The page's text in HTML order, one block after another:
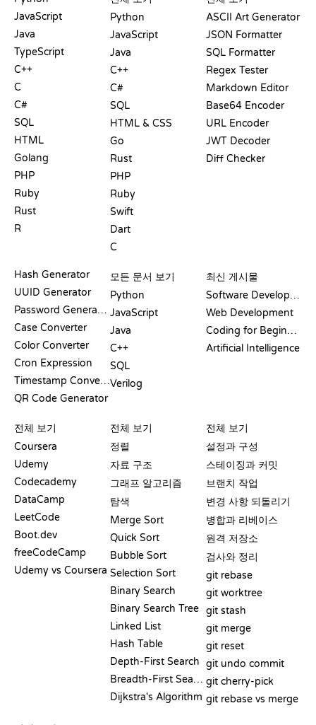
JavaScript
Java
TypeScript
C++
C
C#
SQL
HTML
Golang
PHP
Ruby
Rust
R
Python
JavaScript
Java
C++
C#
SQL
HTML & CSS
Go
Rust
PHP
Ruby
Swift
Dart
C
ASCII Art Generator
JSON Formatter
SQL Formatter
Regex Tester
Markdown Editor
Base64 Encoder
URL Encoder
JWT Decoder
Diff Checker
Hash Generator
UUID Generator
Password Generator
Case Converter
Color Converter
Cron Expression
Timestamp Converter
QR Code Generator
모든 문서 보기
Python
JavaScript
Java
C++
SQL
Verilog
최신 게시물
Software Development
Web Development
Coding for Beginners
Artificial Intelligence
전체 보기
Coursera
Udemy
Codecademy
DataCamp
LeetCode
Boot.dev
freeCodeCamp
Udemy vs Coursera
전체 보기
정렬
자료 구조
그래프 알고리즘
탐색
Merge Sort
Quick Sort
Bubble Sort
Selection Sort
Binary Search
Binary Search Tree
Linked List
Hash Table
Depth-First Search
Breadth-First Search
Dijkstra's Algorithm
전체 보기
설정과 구성
스테이징과 커밋
브랜치 작업
변경 사항 되돌리기
병합과 리베이스
원격 저장소
검사와 정리
git rebase
git worktree
git stash
git merge
git reset
git undo commit
git cherry-pick
git rebase vs merge